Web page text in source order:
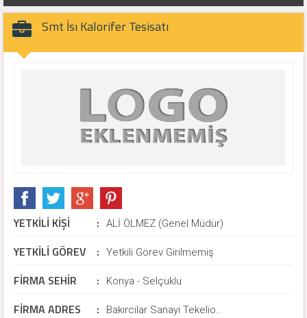
Smt İsı Kalorifer Tesisatı
YETKİLİ KİŞİ : ALİ ÖLMEZ (Genel Müdür)
YETKİLİ GÖREV : Yetkili Görev Girilmemiş
FİRMA SEHİR : Konya - Selçuklu
FİRMA ADRES : Bakırcılar Sanayi Tekelio..